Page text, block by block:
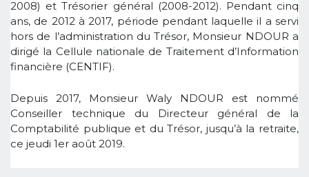
2008) et Trésorier général (2008-2012). Pendant cinq
ans, de 2012 à 2017, période pendant laquelle il a servi
hors de l’administration du Trésor, Monsieur NDOUR a
dirigé la Cellule nationale de Traitement d’Information
financière (CENTIF).
Depuis 2017, Monsieur Waly NDOUR est nommé
Conseiller technique du Directeur général de la
Comptabilité publique et du Trésor, jusqu’à la retraite,
ce jeudi 1er août 2019.